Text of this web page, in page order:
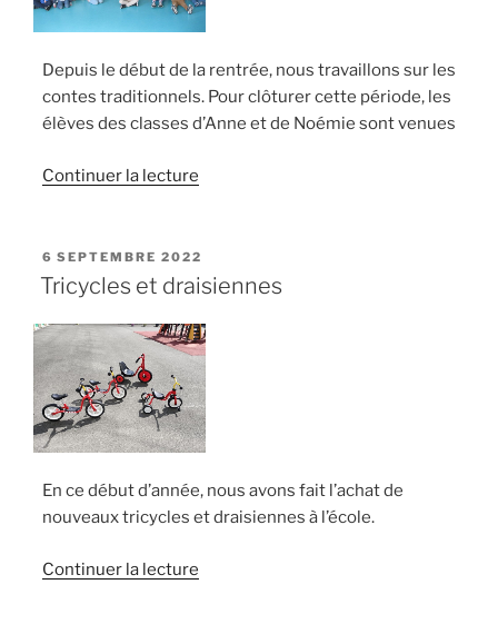
Depuis le début de la rentrée, nous travaillons sur les
contes traditionnels. Pour clôturer cette période, les
élèves des classes d’Anne et de Noémie sont venues
Continuer la lecturede
pays
des
PUBLIÉ
LE
6 SEPTEMBRE 2022
Tricycles et draisiennes
En ce début d’année, nous avons fait l’achat de
nouveaux tricycles et draisiennes à l’école.
Continuer la lecturede